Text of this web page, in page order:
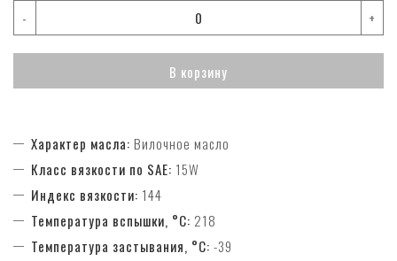
- +
В корзину
Характер масла: Вилочное масло
Класс вязкости по SAE: 15W
Индекс вязкости: 144
Температура вспышки, °C: 218
Температура застывания, °C: -39